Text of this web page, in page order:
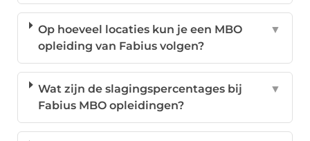
Op hoeveel locaties kun je een MBO
opleiding van Fabius volgen?
▼
Wat zijn de slagingspercentages bij
Fabius MBO opleidingen?
▼